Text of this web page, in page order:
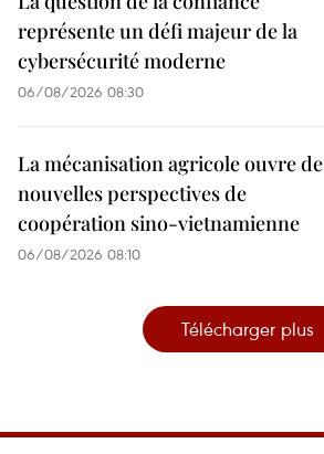
représente un défi majeur de la
cybersécurité moderne
06/08/2026 08:30
La mécanisation agricole ouvre de
nouvelles perspectives de
coopération sino-vietnamienne
06/08/2026 08:10
Télécharger plus